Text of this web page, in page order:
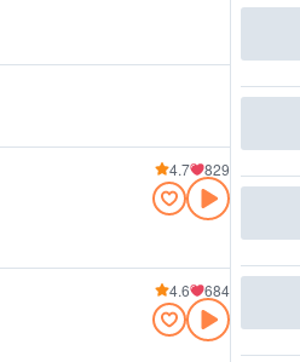
4.7 829
4.6 684